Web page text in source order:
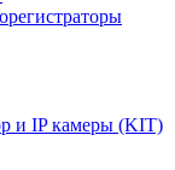
и IP камеры (KIT)